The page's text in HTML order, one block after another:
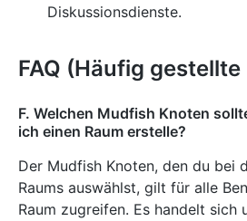
Diskussionsdienste.
FAQ (Häufig gestellte
F. Welchen Mudfish Knoten
ich einen Raum erstelle?
Der Mudfish Knoten, den du bei
Raums auswählst, gilt für alle
Raum zugreifen. Es handelt sich